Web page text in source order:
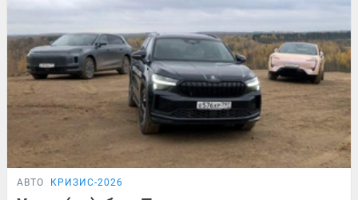
АВТО КРИЗИС-2026